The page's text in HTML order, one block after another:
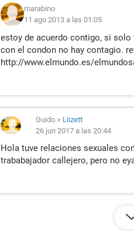
marabino
11 ago 2013 a las 01:05
estoy de acuerdo contigo, si solo
con el condon no hay contagio.
http://www.elmundo.es/
Guido > Liizett
26 jun 2017 a las 20:44
Hola tuve relaciones sexuales
trababajador callejero, pero no